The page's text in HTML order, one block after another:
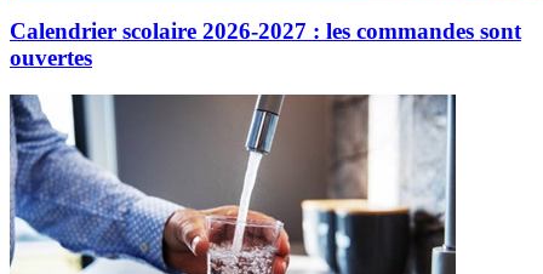
Calendrier scolaire 2026-2027 : les commandes sont
ouvertes